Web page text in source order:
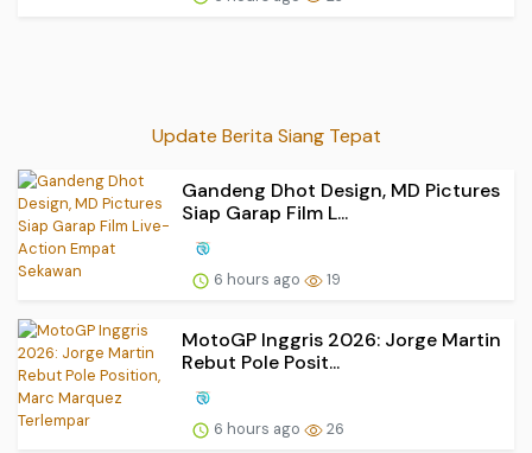
Update Berita Siang Tepat
Gandeng Dhot Design, MD Pictures
Siap Garap Film L...
6 hours ago 19
MotoGP Inggris 2026: Jorge Martin
Rebut Pole Posit...
6 hours ago 26